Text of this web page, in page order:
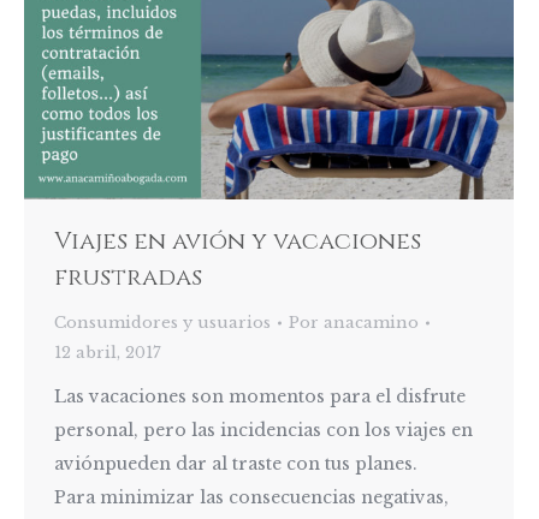
Viajes en avión y vacaciones
frustradas
Consumidores y usuarios Por anacamino
12 abril, 2017
Las vacaciones son momentos para el disfrute
personal, pero las incidencias con los viajes en
aviónpueden dar al traste con tus planes.
Para minimizar las consecuencias negativas,